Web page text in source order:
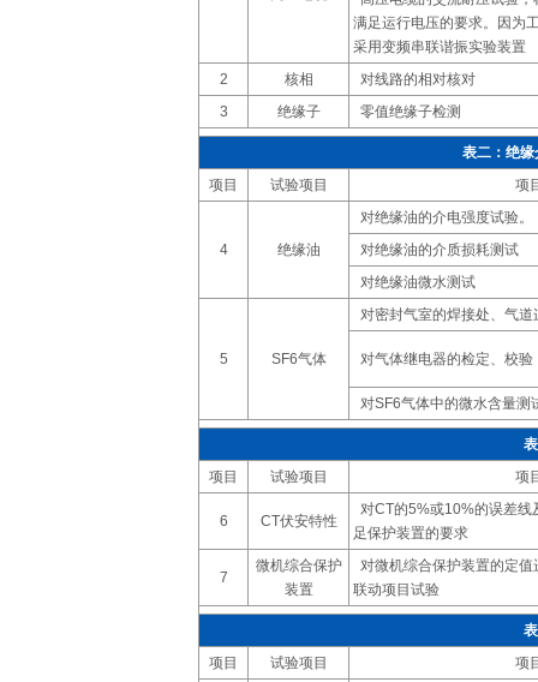
满足运行电压的要求。因为
采用变频串联谐振实验装置
2
核相
对线路的相对核对
3
绝缘子 零值绝缘子检测
表二：绝
项目
试验项目 项
4 绝缘油
对绝缘油的介电强度试验。
对绝缘油的介质损耗测试
对绝缘油微水测试
5 SF6气体
对密封气室的焊接处、气道
对气体继电器的检定、校验
对SF6气体中的微水含量测
项目
试验项目 项
6 CT伏安特性
对CT的5%或10%的误差线
足保护装置的要求
7
微机综合保护
装置
对微机综合保护装置的定
联动项目试验
项目
试验项目 项